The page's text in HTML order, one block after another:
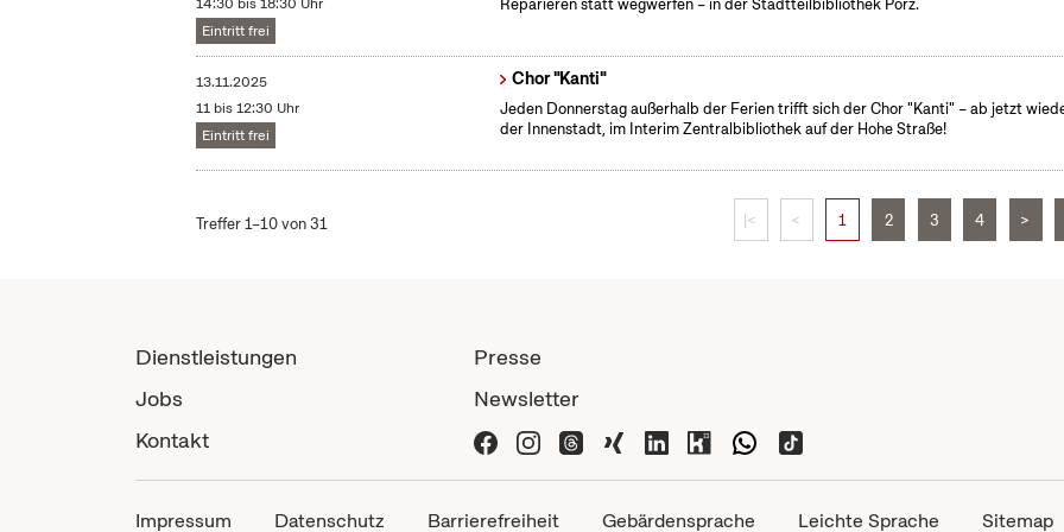
Eintritt frei
Reparieren statt wegwerfen – in der Stadtteilbibliothek Porz.
13.11.2025
11 bis 12:30 Uhr
Eintritt frei
Chor "Kanti"
Jeden Donnerstag außerhalb der Ferien trifft sich der Chor "Kanti" – ab jetzt
der Innenstadt, im Interim Zentralbibliothek auf der Hohe Straße!
Treffer 1–10 von 31 |< < 1 2 3 4 >
Dienstleistungen
Jobs
Kontakt
Presse
Newsletter
Impressum Datenschutz Barrierefreiheit Gebärdensprache Leichte Sprache Sitemap